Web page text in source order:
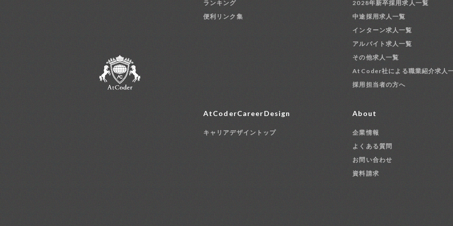
ランキング
便利リンク集
2028年新卒採用求人一覧
中途採用求人一覧
インターン求人一覧
アルバイト求人一覧
その他求人一覧
AtCoder社による職業紹介求人
採用担当者の方へ
AtCoderCareerDesign
キャリアデザイントップ
About
企業情報
よくある質問
お問い合わせ
資料請求